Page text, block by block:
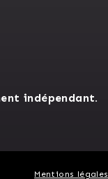
indépendant.
Mentions légales